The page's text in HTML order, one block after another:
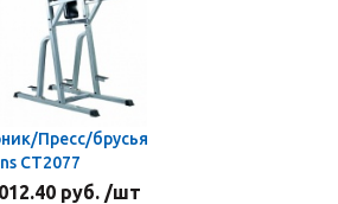
Пресс/брусья
СТ2077
руб. /шт